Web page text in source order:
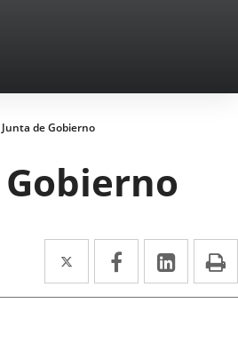
Junta de Gobierno
Twitter
Enlace
a
Facebook
Enlace
a
Enlace
a